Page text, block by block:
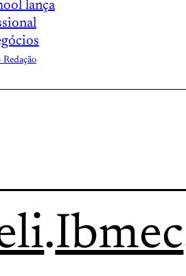
lança
.Ibmec